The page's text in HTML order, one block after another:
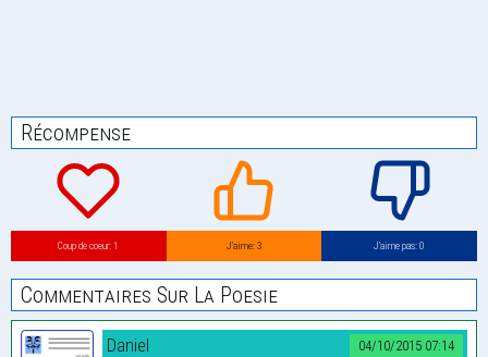
Récompense
Coup de coeur: 1 J’aime: 3 J’aime pas: 0
Commentaires Sur La Poesie
04/10/2015 07:14
Daniel